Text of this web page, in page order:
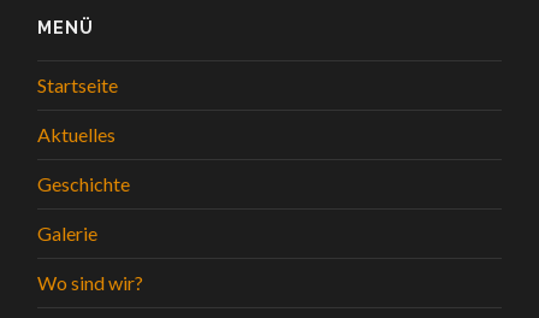
MENÜ
Startseite
Aktuelles
Geschichte
Galerie
Wo sind wir?